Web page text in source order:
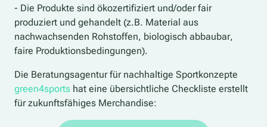
- Die Produkte sind ökozertifiziert und/oder fair
produziert und gehandelt (z.B. Material aus
nachwachsenden Rohstoffen, biologisch abbaubar,
faire Produktionsbedingungen).
Die Beratungsagentur für nachhaltige Sportkonzepte
green4sports hat eine übersichtliche Checkliste erstellt
für zukunftsfähiges Merchandise: